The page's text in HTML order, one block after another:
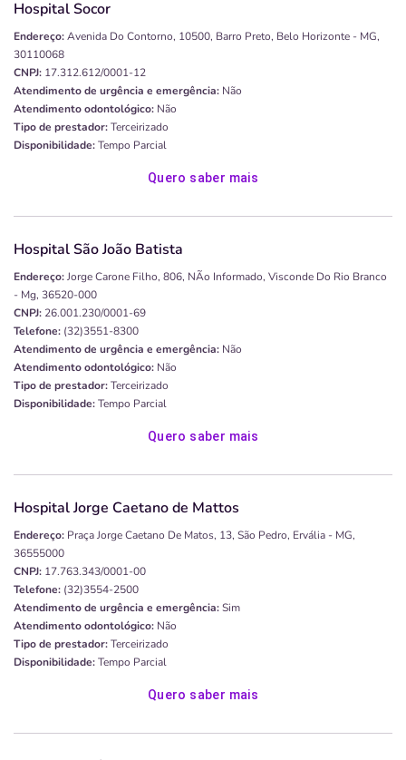
Hospital Socor
Endereço:Avenida Do Contorno, 10500, Barro Preto, Belo Horizonte - MG,
30110068
CNPJ: 17.312.612/0001-12
Atendimento de urgência e emergência: Não
Atendimento odontológico: Não
Tipo de prestador:Terceirizado
Disponibilidade:Tempo Parcial
Quero saber mais
Hospital São João Batista
Endereço:Jorge Carone Filho, 806, NÃo Informado, Visconde Do Rio Branco
- Mg, 36520-000
CNPJ: 26.001.230/0001-69
Telefone: (32)3551-8300
Atendimento de urgência e emergência: Não
Atendimento odontológico: Não
Tipo de prestador:Terceirizado
Disponibilidade:Tempo Parcial
Quero saber mais
Hospital Jorge Caetano de Mattos
Endereço: Praça Jorge Caetano De Matos, 13, São Pedro, Ervália - MG,
36555000
CNPJ: 17.763.343/0001-00
Telefone: (32)3554-2500
Atendimento de urgência e emergência:Sim
Atendimento odontológico: Não
Tipo de prestador:Terceirizado
Disponibilidade:Tempo Parcial
Quero saber mais